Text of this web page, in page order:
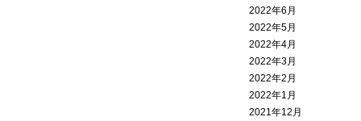
2022年6月
2022年5月
2022年4月
2022年3月
2022年2月
2022年1月
2021年12月